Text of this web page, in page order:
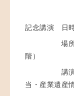
記念講演 日
場所：足
階）
講演者:高
当・産業遺産